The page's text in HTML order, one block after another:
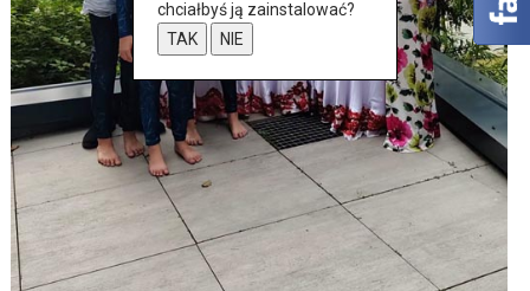
chciałbyś ją zainstalować?
TAK
NIE